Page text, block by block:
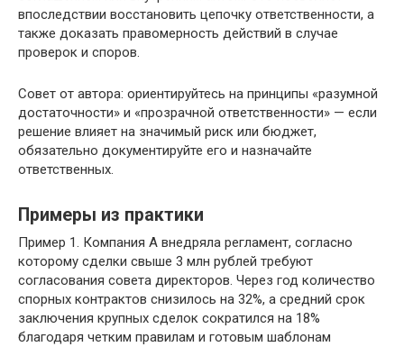
впоследствии восстановить цепочку ответственности, а
также доказать правомерность действий в случае
проверок и споров.
Совет от автора: ориентируйтесь на принципы «разумной
достаточности» и «прозрачной ответственности» — если
решение влияет на значимый риск или бюджет,
обязательно документируйте его и назначайте
ответственных.
Примеры из практики
Пример 1. Компания A внедряла регламент, согласно
которому сделки свыше 3 млн рублей требуют
согласования совета директоров. Через год количество
спорных контрактов снизилось на 32%, а средний срок
заключения крупных сделок сократился на 18%
благодаря четким правилам и готовым шаблонам